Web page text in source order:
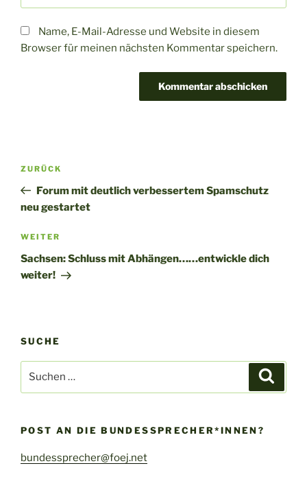
Name, E-Mail-Adresse und Website in diesem
Browser für meinen nächsten Kommentar speichern.
Beitragsnavigation
Vorheriger
Beitrag
ZURÜCK
Forum mit deutlich verbessertem Spamschutz
neu gestartet
Nächster
Beitrag
WEITER
Sachsen: Schluss mit Abhängen……entwickle dich
weiter!
SUCHE
nach:
POST AN DIE BUNDESSPRECHER*INNEN?
bundessprecher@foej.net